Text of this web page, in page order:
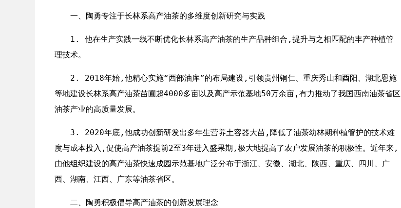
一、陶勇专注于长林系高产油茶的多维度创新研究与实践
1. 他在生产实践一线不断优化长林系高产油茶的生产品种组合,提升与之相匹配的丰产种植管
理技术。
2. 2018年始,他精心实施“西部油库”的布局建设,引领贵州铜仁、重庆秀山和酉阳、湖北恩施
等地建设长林系高产油茶苗圃超4000多亩以及高产示范基地50万余亩,有力推动了我国西南油茶省区
油茶产业的高质量发展。
3. 2020年底,他成功创新研发出多年生营养土容器大苗,降低了油茶幼林期种植管护的技术难
度与成本投入,促使高产油茶提前2至3年进入盛果期,极大地提高了农户发展油茶的积极性。近年来,
由他组织建设的高产油茶快速成园示范基地广泛分布于浙江、安徽、湖北、陕西、重庆、四川、广
西、湖南、江西、广东等油茶省区。
二、陶勇积极倡导高产油茶的创新发展理念